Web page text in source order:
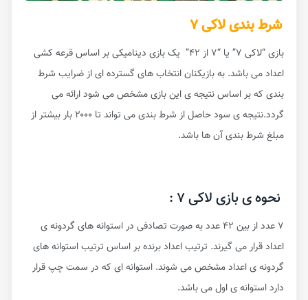
شرط بندی لاکی ۷
بازی “لاکی ۷” یا “۷ از ۴۲” یک بازی دینامیکی بر اساس قرعه کشی
اعداد می باشد. به بازیکنان انتخاب های گسترده ای از ضرایب شرط
بندی که بر اساس نتیجه ی این بازی مشخص می شود ارائه می
گردد.نتیجه ی سود حاصل از شرط بندی می تواند تا ۲۰۰۰ بار بیشتر از
مبلغ شرط بندی آن ها باشد.
نحوه ی بازی لاکی ۷ :
۷ عدد از بین ۴۲ عدد به صورت تصادفی در استوانه های گردونه ی
اعداد قرار می گیرند. ترتیب اعداد برنده بر اساس ترتیب استوانه های
گردونه ی اعداد مشخص می شوند. استوانه ای که در سمت چپ قرار
دارد استوانه ی اول می باشد.